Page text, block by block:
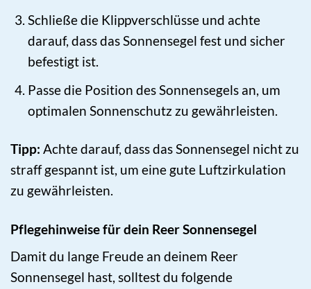
Schließe die Klippverschlüsse und achte
darauf, dass das Sonnensegel fest und sicher
befestigt ist.
Passe die Position des Sonnensegels an, um
optimalen Sonnenschutz zu gewährleisten.
Tipp: Achte darauf, dass das Sonnensegel nicht zu
straff gespannt ist, um eine gute Luftzirkulation
zu gewährleisten.
Pflegehinweise für dein Reer Sonnensegel
Damit du lange Freude an deinem Reer
Sonnensegel hast, solltest du folgende